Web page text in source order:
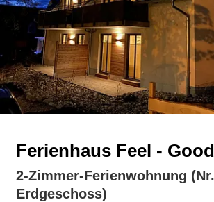
Ferienhaus Feel - Good
2-Zimmer-Ferienwohnung
Erdgeschoss)